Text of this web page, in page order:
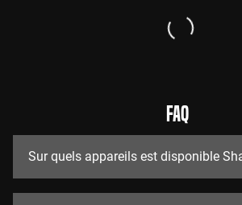
FAQ
Sur quels appareils est disponible